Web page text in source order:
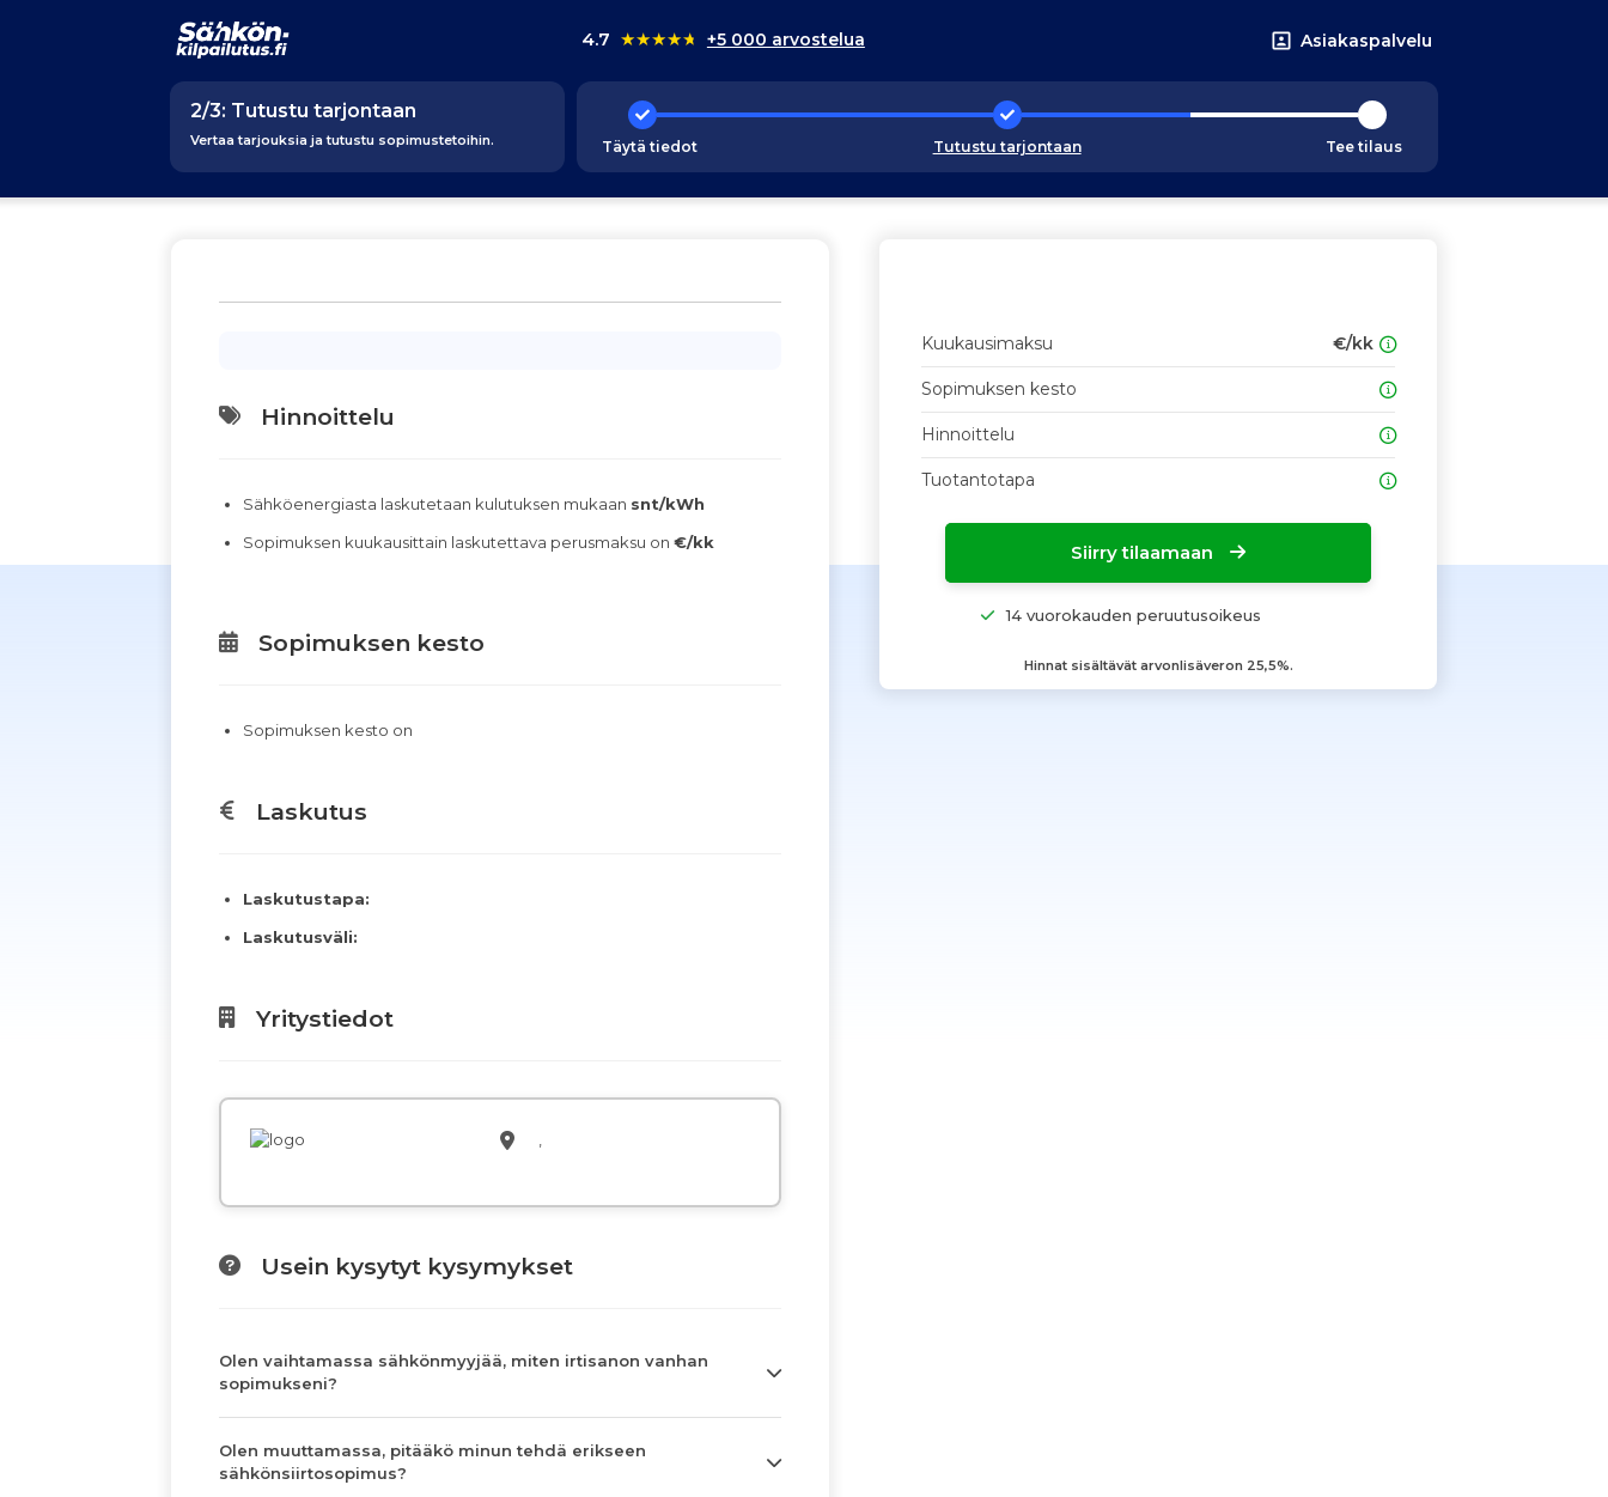
4.7 ★★★★★ +5 000 arvostelua Asiakaspalvelu
2/3: Tutustu tarjontaan
Vertaa tarjouksia ja tutustu sopimustetoihin. Täytä tiedot Tutustu tarjontaan Tee tilaus
Hinnoittelu
Sähköenergiasta laskutetaan kulutuksen mukaan snt/kWh
Sopimuksen kuukausittain laskutettava perusmaksu on €/kk
Sopimuksen kesto
Sopimuksen kesto on
Laskutus
Laskutustapa:
Laskutusväli:
Yritystiedot
,
Usein kysytyt kysymykset
Olen vaihtamassa sähkönmyyjää, miten irtisanon vanhan
sopimukseni?
Olen muuttamassa, pitääkö minun tehdä erikseen
sähkönsiirtosopimus?
Kuukausimaksu €/kk
Sopimuksen kesto
Hinnoittelu
Tuotantotapa
Siirry tilaamaan
14 vuorokauden peruutusoikeus
Hinnat sisältävät arvonlisäveron 25,5%.